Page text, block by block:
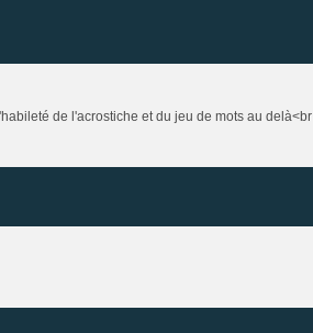
de l'acrostiche et du jeu de mots au delà<br